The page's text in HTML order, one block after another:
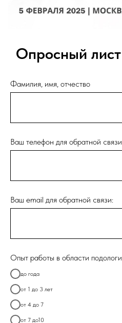
Опросный
Фамилия, имя, отчество
Ваш телефон для обратной
Ваш email для обратной связи:
Опыт работы в области
до года
от 1 до 3 лет
от 4 до 7
от 7 до10